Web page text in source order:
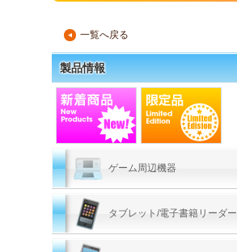
▲ 一覧へ戻る
製品情報
ゲーム周辺機器
タブレット/電子書籍リーダー